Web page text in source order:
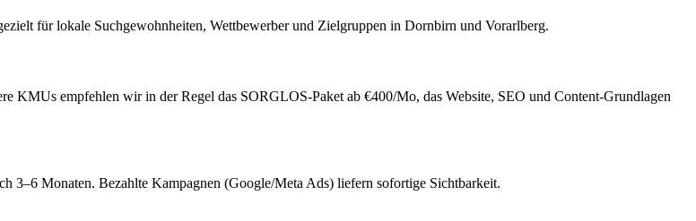
für lokale Suchgewohnheiten, Wettbewerber und Zielgruppen in Dornbirn und Vorarlberg.
KMUs empfehlen wir in der Regel das SORGLOS-Paket ab €400/Mo, das Website, SEO und Content-Grundlagen
3–6 Monaten. Bezahlte Kampagnen (Google/Meta Ads) liefern sofortige Sichtbarkeit.